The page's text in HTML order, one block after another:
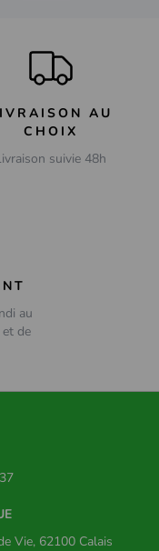
AU
CHOIX
suivie 48h
au
de
Vie, 62100 Calais